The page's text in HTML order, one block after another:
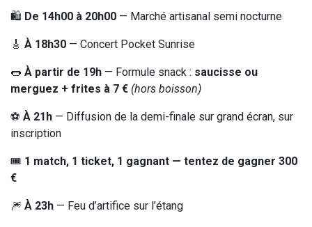
🛍️ De 14h00 à 20h00 — Marché artisanal semi nocturne
🎸 À 18h30 — Concert Pocket Sunrise
🌭 À partir de 19h — Formule snack : saucisse ou
merguez + frites à 7 € (hors boisson)
⚽ À 21h — Diffusion de la demi-finale sur grand écran, sur
inscription
🎟️ 1 match, 1 ticket, 1 gagnant — tentez de gagner 300
€
🎆 À 23h — Feu d’artifice sur l’étang